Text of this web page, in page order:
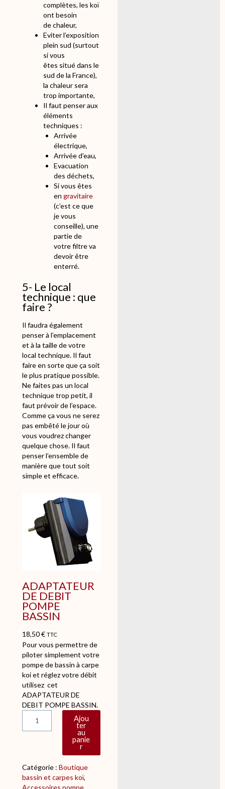
complètes, les koï
ont besoin
de chaleur,
Eviter l’exposition
plein sud (surtout
si vous
êtes situé dans le
sud de la France),
la chaleur sera
trop importante,
Il faut penser aux
éléments
techniques :
Arrivée
électrique,
Arrivée d’eau,
Evacuation
des déchets,
Si vous êtes
engravitaire
(c’est ce que
je vous
conseille), une
partie de
votre filtre va
devoir être
enterré.
5- Le local
technique : que
faire ?
Il faudra également
penser à l’emplacement
et à la taille de votre
local technique. Il faut
faire en sorte que ça soit
le plus pratique possible.
Ne faites pas un local
technique trop petit, il
faut prévoir de l’espace.
Comme ça vous ne serez
pas embêté le jour où
vous voudrez changer
quelque chose. Il faut
penser l’ensemble de
manière que tout soit
simple et efficace.
ADAPTATEUR
DE DEBIT
POMPE
BASSIN
18,50€ TTC
Pour vous permettre de
piloter simplement votre
pompe de bassin à carpe
koi et réglez votre débit
utilisez cet
ADAPTATEUR DE
DEBIT POMPE BASSIN.
i
t
é
Ajou
ter
au
panie
r
Catégorie :Boutique
bassin et carpes koï